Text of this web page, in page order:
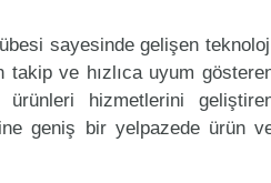
sayesinde gelişen
takip ve hızlıca uyum
hizmetlerini
geniş bir yelpazede ürün